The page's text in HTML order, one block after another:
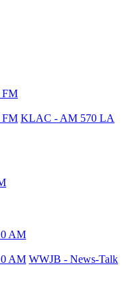
FM
FM KLAC - AM 570 LA
AM
AM WWJB - News-Talk